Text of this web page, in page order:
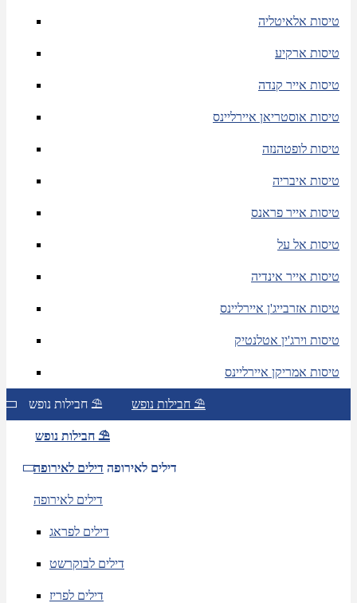
טיסות אלאיטליה
טיסות ארקיע
טיסות אייר קנדה
טיסות אוסטריאן איירליינס
טיסות לופטהנזה
טיסות איבריה
טיסות אייר פראנס
טיסות אל על
טיסות אייר אינדיה
טיסות אזרבייג'ן איירליינס
טיסות וירג'ין אטלנטיק
טיסות אמריקן איירליינס
חבילות נופש ⛱ חבילות נופש ⛱
חבילות נופש ⛱
דילים לאירופה דילים לאירופה
דילים לאירופה
דילים לפראג
דילים לבוקרשט
דילים לפריז